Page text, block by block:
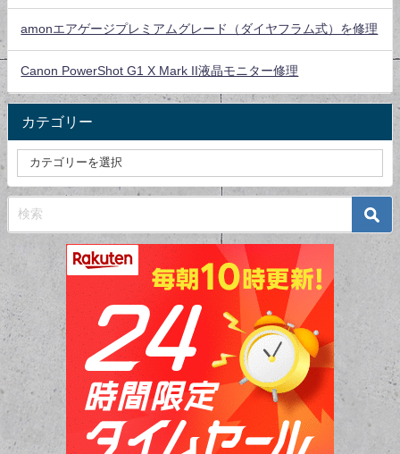
amonエアゲージプレミアムグレード（ダイヤフラム式）を修理
Canon PowerShot G1 X Mark II液晶モニター修理
カテゴリー